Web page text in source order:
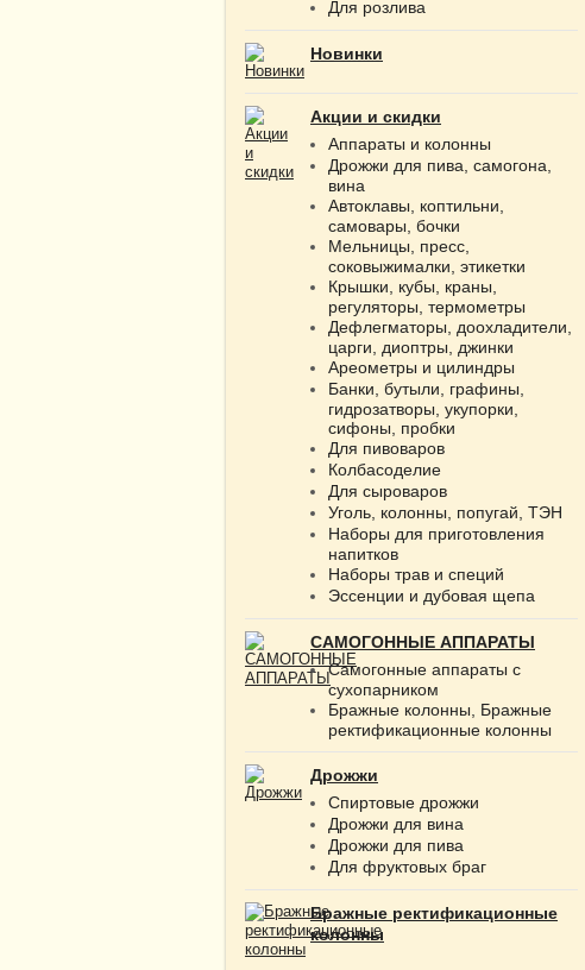
Для розлива
Новинки
Акции и скидки
Аппараты и колонны
Дрожжи для пива, самогона,
вина
Автоклавы, коптильни,
самовары, бочки
Мельницы, пресс,
соковыжималки, этикетки
Крышки, кубы, краны,
регуляторы, термометры
Дефлегматоры, доохладители,
царги, диоптры, джинки
Ареометры и цилиндры
Банки, бутыли, графины,
гидрозатворы, укупорки,
сифоны, пробки
Для пивоваров
Колбасоделие
Для сыроваров
Уголь, колонны, попугай, ТЭН
Наборы для приготовления
напитков
Наборы трав и специй
Эссенции и дубовая щепа
САМОГОННЫЕ АППАРАТЫ
Самогонные аппараты с
сухопарником
Бражные колонны, Бражные
ректификационные колонны
Дрожжи
Спиртовые дрожжи
Дрожжи для вина
Дрожжи для пива
Для фруктовых браг
Бражные ректификационные
колонны